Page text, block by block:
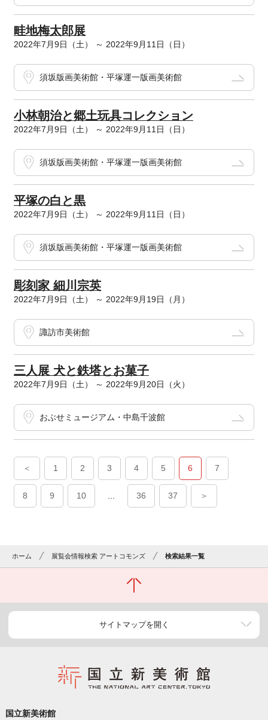
畦地梅太郎展
2022年7月9日（土） ～ 2022年9月11日（日）
須坂版画美術館・平塚運一版画美術館
小林朝治と郷土玩具コレクション
2022年7月9日（土） ～ 2022年9月11日（日）
須坂版画美術館・平塚運一版画美術館
平塚の白と黒
2022年7月9日（土） ～ 2022年9月11日（日）
須坂版画美術館・平塚運一版画美術館
彫刻家 細川宗英
2022年7月9日（土） ～ 2022年9月19日（月）
諏訪市美術館
三人展 犬と鉄塔とお菓子
2022年7月9日（土） ～ 2022年9月20日（火）
おぶせミュージアム・中島千波館
＜ 1 2 3 4 5 6 7
8 9 10 36 37 ＞
ホーム 展覧会情報検索 アートコモンズ 検索結果一覧
サイトマップを開く
国立新美術館